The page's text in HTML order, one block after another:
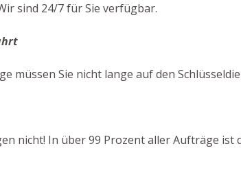
sind 24/7 für Sie verfügbar.
müssen Sie nicht lange auf den
nicht! In über 99 Prozent aller Aufträge ist